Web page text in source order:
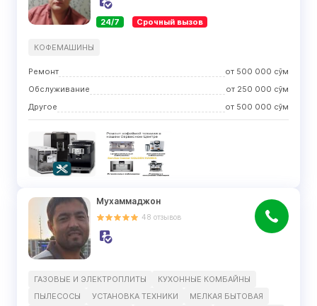
24/7 Срочный вызов
КОФЕМАШИНЫ
Ремонт от 500 000 сўм
Обслуживание
от 250 000 сўм
Другое
от 500 000 сўм
Мухаммаджон
48 отзывов
ГАЗОВЫЕ И ЭЛЕКТРОПЛИТЫ
КУХОННЫЕ КОМБАЙНЫ
ПЫЛЕСОСЫ
УСТАНОВКА ТЕХНИКИ
МЕЛКАЯ БЫТОВАЯ